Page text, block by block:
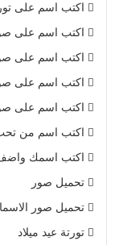
اكتب اسم على
اكتب اسم على
اكتب اسم على
اكتب اسم على
اكتب اسم على
اكتب اسم من
اكتب اسمك
تحميل صور
تحميل صور
تورتة عيد ميلاد